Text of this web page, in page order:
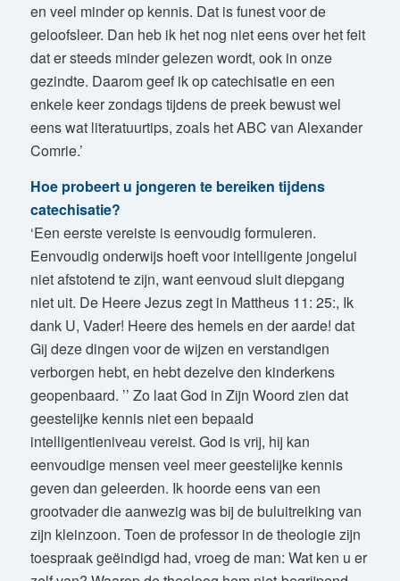
en veel minder op kennis. Dat is funest voor de
geloofsleer. Dan heb ik het nog niet eens over het feit
dat er steeds minder gelezen wordt, ook in onze
gezindte. Daarom geef ik op catechisatie en een
enkele keer zondags tijdens de preek bewust wel
eens wat literatuurtips, zoals het ABC van Alexander
Comrie.’
Hoe probeert u jongeren te bereiken tijdens
catechisatie?
‘Een eerste vereiste is eenvoudig formuleren.
Eenvoudig onderwijs hoeft voor intelligente jongelui
niet afstotend te zijn, want eenvoud sluit diepgang
niet uit. De Heere Jezus zegt in Mattheus 11: 25:, Ik
dank U, Vader! Heere des hemels en der aarde! dat
Gij deze dingen voor de wijzen en verstandigen
verborgen hebt, en hebt dezelve den kinderkens
geopenbaard. ’’ Zo laat God in Zijn Woord zien dat
geestelijke kennis niet een bepaald
intelligentieniveau vereist. God is vrij, hij kan
eenvoudige mensen veel meer geestelijke kennis
geven dan geleerden. Ik hoorde eens van een
grootvader die aanwezig was bij de buluitreiking van
zijn kleinzoon. Toen de professor in de theologie zijn
toespraak geëindigd had, vroeg de man: Wat ken u er